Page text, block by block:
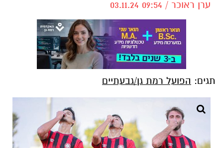
ערן ראוכר / 09:54 03.11.24
הפועל רמת גן/גבעתיים